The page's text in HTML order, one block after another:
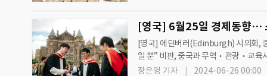
[영국] 에딘버러(Edinburgh) 시의회,
일 뿐” 비판, 중국과 무역‧관광‧교육
전체 소비지출 중 3%를 차지한다. 방
장은영 기자 2024-06-26 00:00